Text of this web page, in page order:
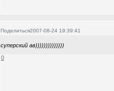
Поделиться2007-08-24 19:39:41
суперский ав))))))))))))))
0